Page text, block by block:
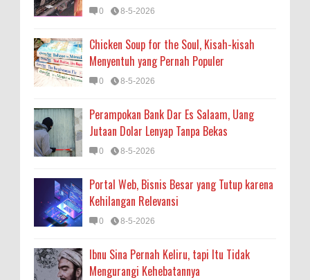
0 8-5-2026
Chicken Soup for the Soul, Kisah-kisah
Menyentuh yang Pernah Populer
0 8-5-2026
Perampokan Bank Dar Es Salaam, Uang
Jutaan Dolar Lenyap Tanpa Bekas
0 8-5-2026
Portal Web, Bisnis Besar yang Tutup karena
Kehilangan Relevansi
0 8-5-2026
Ibnu Sina Pernah Keliru, tapi Itu Tidak
Mengurangi Kehebatannya